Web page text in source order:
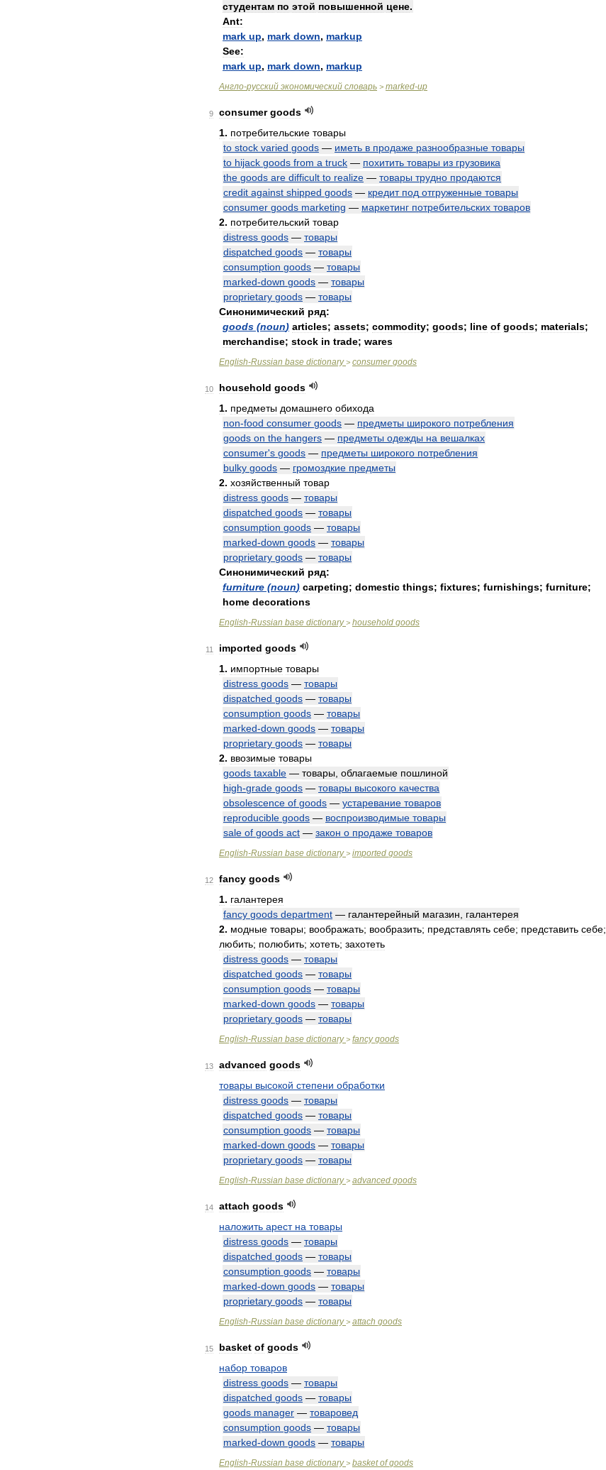
студентам по этой повышенной цене.
Ant:
mark up, mark down, markup
See:
mark up, mark down, markup
Англо-русский экономический словарь > marked-up
9 consumer goods
1. потребительские товары
to stock varied goods — иметь в продаже разнообразные товары
to hijack goods from a truck — похитить товары из грузовика
the goods are difficult to realize — товары трудно продаются
credit against shipped goods — кредит под отгруженные товары
consumer goods marketing — маркетинг потребительских товаров
2. потребительский товар
distress goods — товары
dispatched goods — товары
consumption goods — товары
marked-down goods — товары
proprietary goods — товары
Синонимический ряд:
goods (noun) articles; assets; commodity; goods; line of goods; materials;
merchandise; stock in trade; wares
English-Russian base dictionary > consumer goods
10 household goods
1. предметы домашнего обихода
non-food consumer goods — предметы широкого потребления
goods on the hangers — предметы одежды на вешалках
consumer's goods — предметы широкого потребления
bulky goods — громоздкие предметы
2. хозяйственный товар
distress goods — товары
dispatched goods — товары
consumption goods — товары
marked-down goods — товары
proprietary goods — товары
Синонимический ряд:
furniture (noun) carpeting; domestic things; fixtures; furnishings; furniture;
home decorations
English-Russian base dictionary > household goods
11 imported goods
1. импортные товары
distress goods — товары
dispatched goods — товары
consumption goods — товары
marked-down goods — товары
proprietary goods — товары
2. ввозимые товары
goods taxable — товары облагаемые пошлиной
high-grade goods — товары высокого качества
obsolescence of goods — устаревание товаров
reproducible goods — воспроизводимые товары
sale of goods act — закон о продаже товаров
English-Russian base dictionary > imported goods
12 fancy goods
1. галантерея
fancy goods department — галантерейный магазин
галантерея
2. модные товары; воображать; вообразить; представлять себе; представить себе;
любить; полюбить; хотеть; захотеть
distress goods — товары
dispatched goods — товары
consumption goods — товары
marked-down goods — товары
proprietary goods — товары
English-Russian base dictionary > fancy goods
13 advanced goods
товары высокой степени обработки
distress goods — товары
dispatched goods — товары
consumption goods — товары
marked-down goods — товары
proprietary goods — товары
English-Russian base dictionary > advanced goods
14 attach goods
наложить арест на товары
distress goods — товары
dispatched goods — товары
consumption goods — товары
marked-down goods — товары
proprietary goods — товары
English-Russian base dictionary > attach goods
15 basket of goods
набор товаров
distress goods — товары
dispatched goods — товары
goods manager — товаровед
consumption goods — товары
marked-down goods — товары
English-Russian base dictionary > basket of goods